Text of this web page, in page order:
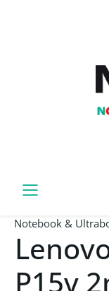
Notebook &
P15v